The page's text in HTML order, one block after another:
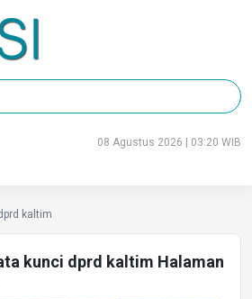
08 Agustus 2026 | 03:20 WIB
kaltim
kunci dprd kaltim Halaman